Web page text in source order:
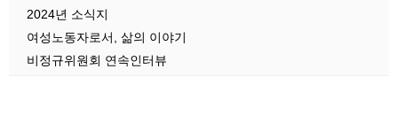
2024년 소식지
여성노동자로서, 삶의 이야기
비정규위원회 연속인터뷰